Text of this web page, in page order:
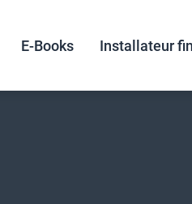
E-Books Installateur